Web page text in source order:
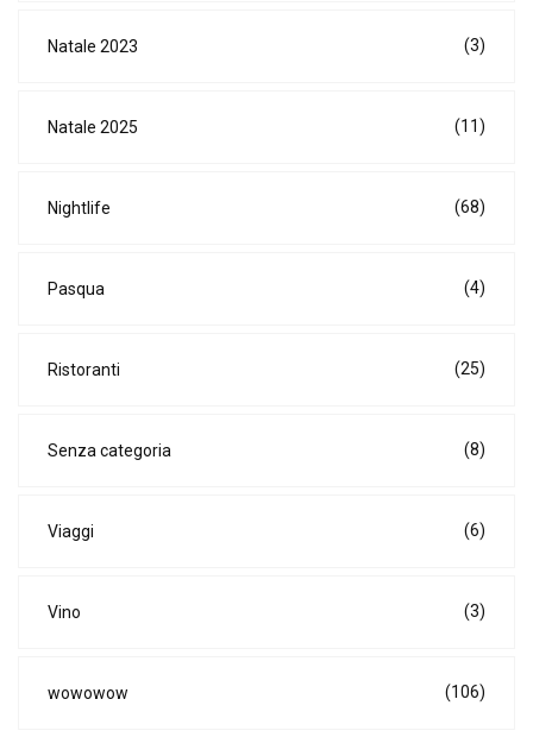
Natale 2023 (3)
Natale 2025 (11)
Nightlife (68)
Pasqua (4)
Ristoranti (25)
Senza categoria (8)
Viaggi (6)
Vino (3)
wowowow (106)